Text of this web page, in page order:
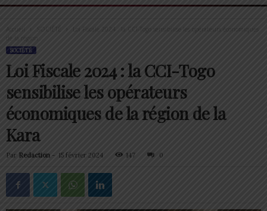
Accueil
Loi Fiscale 2024 : la CCI-Togo sensibilise les opérateurs économiques
de la région...
SOCIÉTÉ
Loi Fiscale 2024 : la CCI-Togo
sensibilise les opérateurs
économiques de la région de la
Kara
Par Redaction - 15 février 2024 147 0